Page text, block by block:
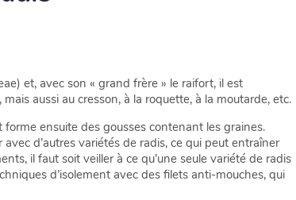
et, avec son « grand frère » le raifort, il est
aussi au cresson, à la roquette, à la moutarde, etc.
ensuite des gousses contenant les graines.
d’autres variétés de radis, ce qui peut entraîner
il faut soit veiller à ce qu’une seule variété de radis
d’isolement avec des filets anti-mouches, qui